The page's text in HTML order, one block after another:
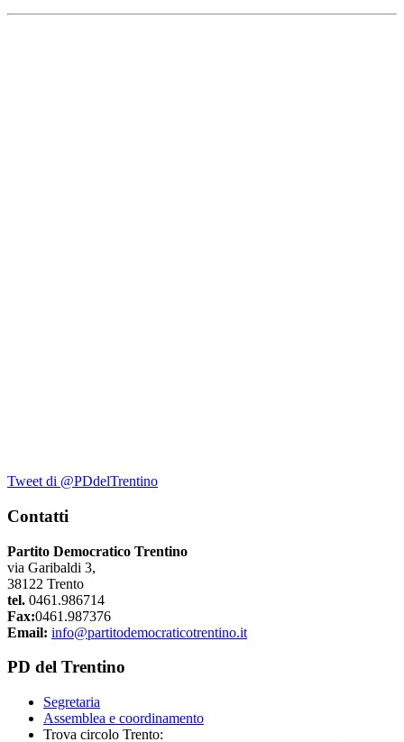
Tweet di @PDdelTrentino
Contatti
Partito Democratico Trentino
via Garibaldi 3,
38122 Trento
tel. 0461.986714
Fax:0461.987376
Email: info@partitodemocraticotrentino.it
PD del Trentino
Segretaria
Assemblea e coordinamento
Trova circolo Trento: